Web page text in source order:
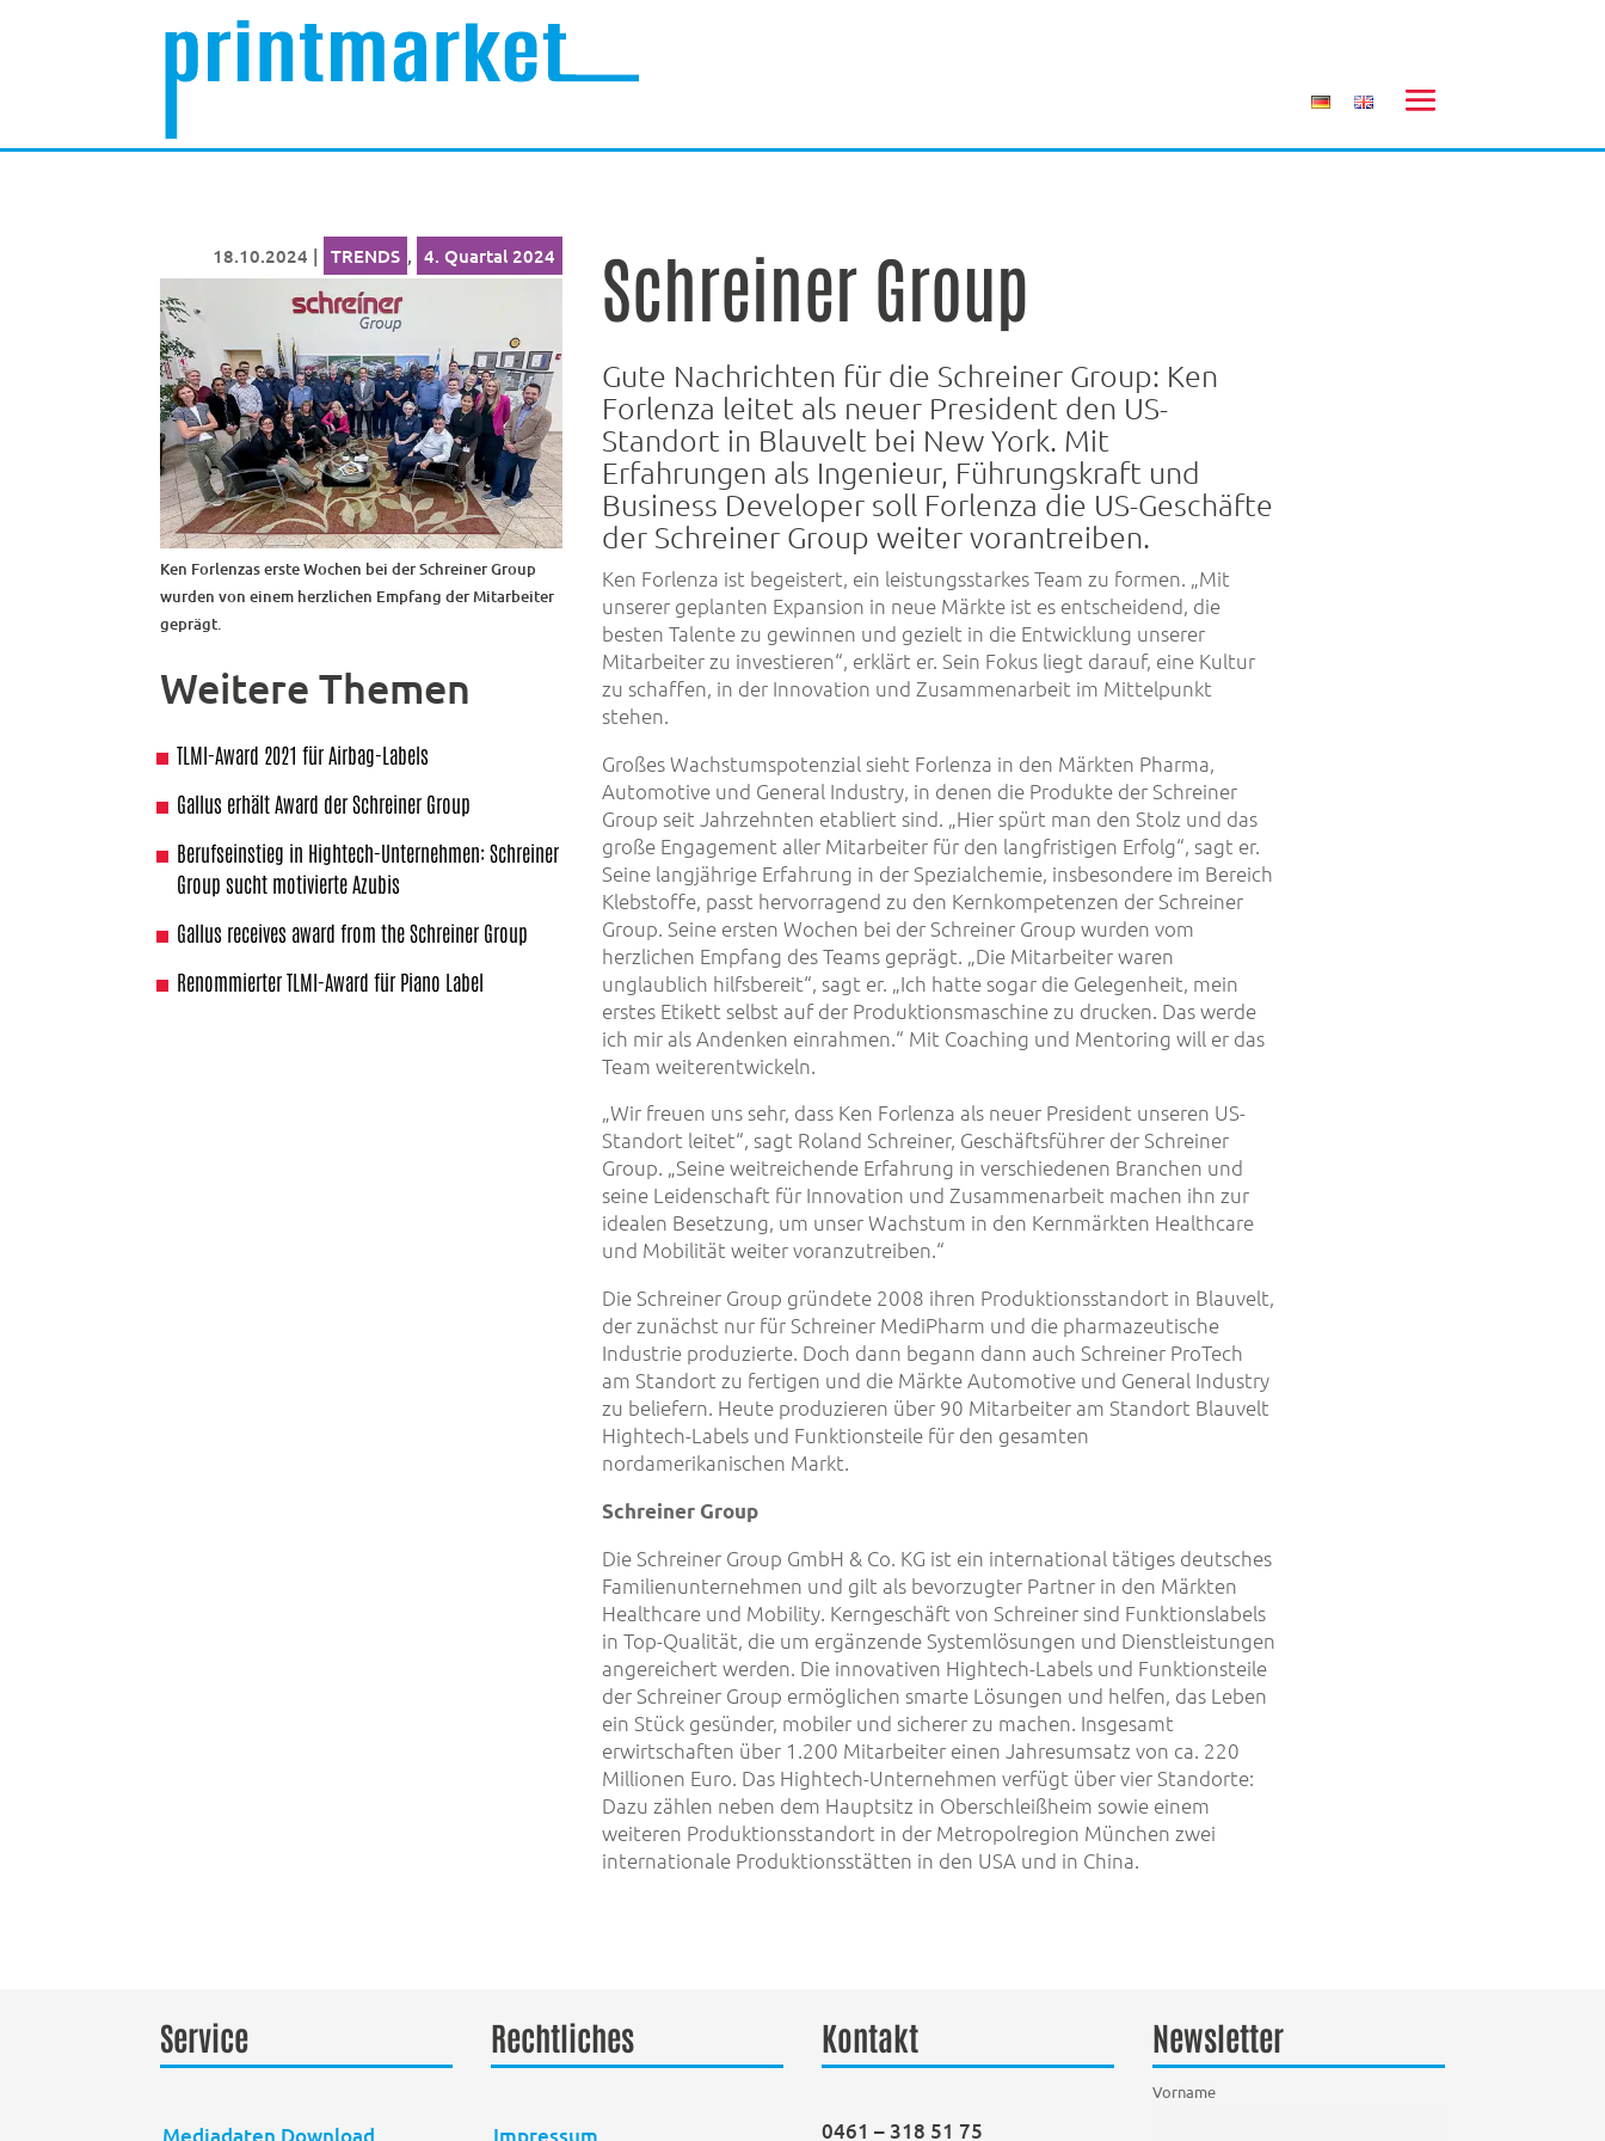
18.10.2024 | TRENDS , 4. Quartal 2024
Ken Forlenzas erste Wochen bei der Schreiner Group
wurden von einem herzlichen Empfang der Mitarbeiter
geprägt.
Weitere Themen
TLMI-Award 2021 für Airbag-Labels
Gallus erhält Award der Schreiner Group
Berufseinstieg in Hightech-Unternehmen: Schreiner
Group sucht motivierte Azubis
Gallus receives award from the Schreiner Group
Renommierter TLMI-Award für Piano Label
Schreiner Group
Gute Nachrichten für die Schreiner Group: Ken
Forlenza leitet als neuer President den US-
Standort in Blauvelt bei New York. Mit
Erfahrungen als Ingenieur, Führungskraft und
Business Developer soll Forlenza die US-Geschäfte
der Schreiner Group weiter vorantreiben.
Ken Forlenza ist begeistert, ein leistungsstarkes Team zu formen. „Mit
unserer geplanten Expansion in neue Märkte ist es entscheidend, die
besten Talente zu gewinnen und gezielt in die Entwicklung unserer
Mitarbeiter zu investieren“, erklärt er. Sein Fokus liegt darauf, eine Kultur
zu schaffen, in der Innovation und Zusammenarbeit im Mittelpunkt
stehen.
Großes Wachstumspotenzial sieht Forlenza in den Märkten Pharma,
Automotive und General Industry, in denen die Produkte der Schreiner
Group seit Jahrzehnten etabliert sind. „Hier spürt man den Stolz und das
große Engagement aller Mitarbeiter für den langfristigen Erfolg“, sagt er.
Seine langjährige Erfahrung in der Spezialchemie, insbesondere im Bereich
Klebstoffe, passt hervorragend zu den Kernkompetenzen der Schreiner
Group. Seine ersten Wochen bei der Schreiner Group wurden vom
herzlichen Empfang des Teams geprägt. „Die Mitarbeiter waren
unglaublich hilfsbereit“, sagt er. „Ich hatte sogar die Gelegenheit, mein
erstes Etikett selbst auf der Produktionsmaschine zu drucken. Das werde
ich mir als Andenken einrahmen.“ Mit Coaching und Mentoring will er das
Team weiterentwickeln.
„Wir freuen uns sehr, dass Ken Forlenza als neuer President unseren US-
Standort leitet“, sagt Roland Schreiner, Geschäftsführer der Schreiner
Group. „Seine weitreichende Erfahrung in verschiedenen Branchen und
seine Leidenschaft für Innovation und Zusammenarbeit machen ihn zur
idealen Besetzung, um unser Wachstum in den Kernmärkten Healthcare
und Mobilität weiter voranzutreiben.“
Die Schreiner Group gründete 2008 ihren Produktionsstandort in Blauvelt,
der zunächst nur für Schreiner MediPharm und die pharmazeutische
Industrie produzierte. Doch dann begann dann auch Schreiner ProTech
am Standort zu fertigen und die Märkte Automotive und General Industry
zu beliefern. Heute produzieren über 90 Mitarbeiter am Standort Blauvelt
Hightech-Labels und Funktionsteile für den gesamten
nordamerikanischen Markt.
Schreiner Group
Die Schreiner Group GmbH & Co. KG ist ein international tätiges deutsches
Familienunternehmen und gilt als bevorzugter Partner in den Märkten
Healthcare und Mobility. Kerngeschäft von Schreiner sind Funktionslabels
in Top-Qualität, die um ergänzende Systemlösungen und Dienstleistungen
angereichert werden. Die innovativen Hightech-Labels und Funktionsteile
der Schreiner Group ermöglichen smarte Lösungen und helfen, das Leben
ein Stück gesünder, mobiler und sicherer zu machen. Insgesamt
erwirtschaften über 1.200 Mitarbeiter einen Jahresumsatz von ca. 220
Millionen Euro. Das Hightech-Unternehmen verfügt über vier Standorte:
Dazu zählen neben dem Hauptsitz in Oberschleißheim sowie einem
weiteren Produktionsstandort in der Metropolregion München zwei
internationale Produktionsstätten in den USA und in China.
Service Rechtliches Kontakt
0461 – 318 51 75
Newsletter
Vorname